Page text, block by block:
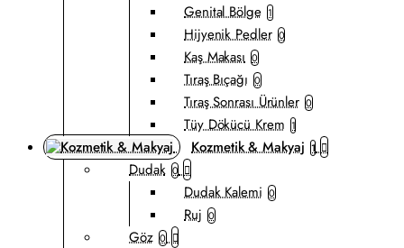
Genital Bölge 1
Hijyenik Pedler 0
Kaş Makası 0
Tıraş Bıçağı 0
Tıraş Sonrası Ürünler 0
Tüy Dökücü Krem 1
Kozmetik & Makyaj 1
Dudak 0
Dudak Kalemi 0
Ruj 0
Göz 0